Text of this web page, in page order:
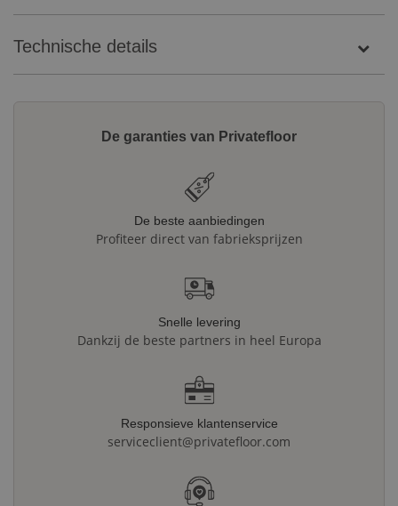
Technische details
De garanties van Privatefloor
De beste aanbiedingen
Profiteer direct van fabrieksprijzen
Snelle levering
Dankzij de beste partners in heel Europa
Responsieve klantenservice
serviceclient@privatefloor.com